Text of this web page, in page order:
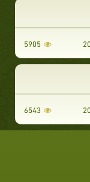
5905
6543